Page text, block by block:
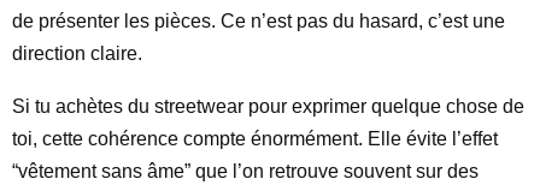
de présenter les pièces. Ce n’est pas du hasard, c’est une
direction claire.
Si tu achètes du streetwear pour exprimer quelque chose de
toi, cette cohérence compte énormément. Elle évite l’effet
“vêtement sans âme” que l’on retrouve souvent sur des